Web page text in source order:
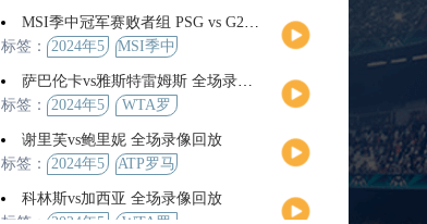
男单第3
轮
MSI季中冠军赛败者组 PSG vs G2 全场录像回放
标签：
2024年5
MSI季中
败者组
萨巴伦卡vs雅斯特雷姆斯 全场录像回放
标签：
2024年5
WTA罗
赛女单
第3轮
谢里芙vs鲍里妮 全场录像回放
标签：
2024年5
ATP罗马
女单第2
科林斯vs加西亚 全场录像回放